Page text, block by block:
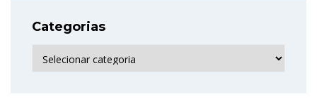
Categorias
Categorias